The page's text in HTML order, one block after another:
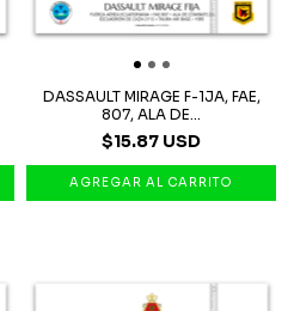
DASSAULT MIRAGE F-1JA, FAE,
807, ALA DE...
$15.87 USD